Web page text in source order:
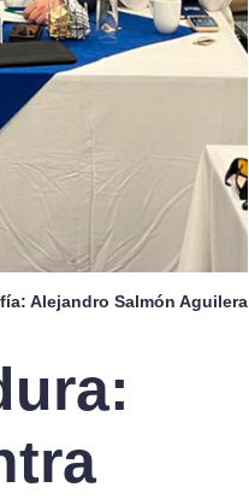
Alejandro Salmón Aguilera